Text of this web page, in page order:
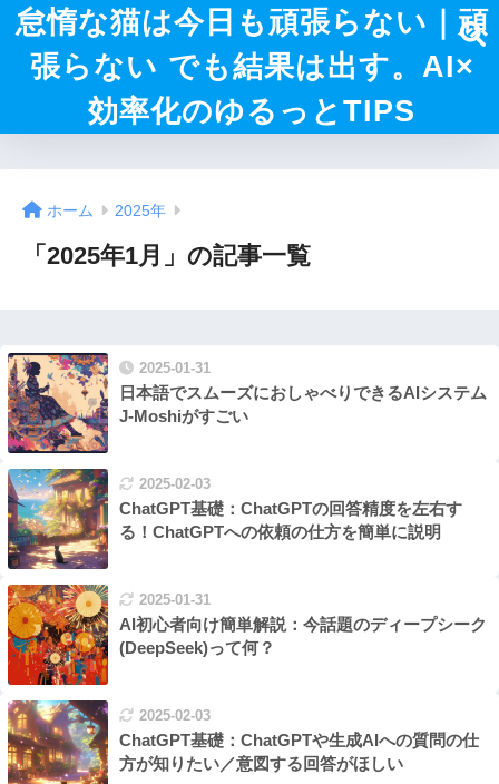
怠惰な猫は今日も頑張らない｜頑
張らない でも結果は出す。AI×
効率化のゆるっとTIPS
ホーム 2025年
「2025年1月」の記事一覧
2025-01-31
日本語でスムーズにおしゃべりできるAIシステム
J-Moshiがすごい
2025-02-03
ChatGPT基礎：ChatGPTの回答精度を左右す
る！ChatGPTへの依頼の仕方を簡単に説明
2025-01-31
AI初心者向け簡単解説：今話題のディープシーク
(DeepSeek)って何？
2025-02-03
ChatGPT基礎：ChatGPTや生成AIへの質問の仕
方が知りたい／意図する回答がほしい